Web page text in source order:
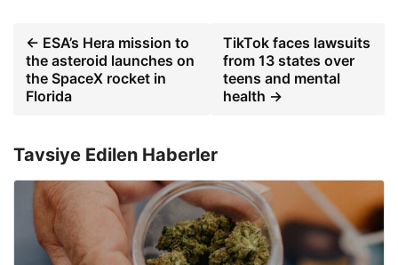
← ESA’s Hera mission to
the asteroid launches on
the SpaceX rocket in
Florida
TikTok faces lawsuits
from 13 states over
teens and mental
health →
Tavsiye Edilen Haberler